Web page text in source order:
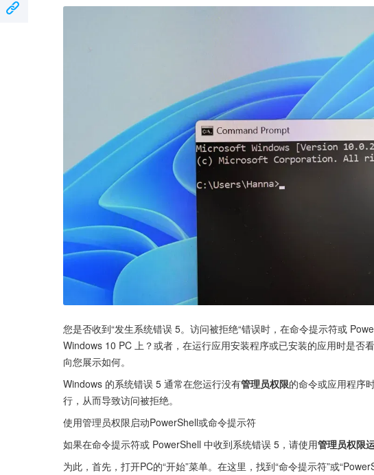
您是否收到“发生系统错误 5。访问被拒绝“错误时，在命令提示符或
Windows 10 PC 上？或者，在运行应用安装程序或已安装的应用时是否
向您展示如何。
Windows 的系统错误 5 通常在您运行没有管理员权限的命令或应用程序
行，从而导致访问被拒绝。
使用管理员权限启动PowerShell或命令提示符
如果在命令提示符或 PowerShell 中收到系统错误 5，请使用管理员权限
为此，首先，打开PC的“开始”菜单。在这里，找到“命令提示符”或